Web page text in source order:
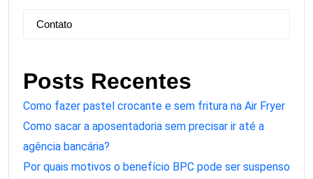
Contato
Posts Recentes
Como fazer pastel crocante e sem fritura na Air Fryer
Como sacar a aposentadoria sem precisar ir até a
agência bancária?
Por quais motivos o benefício BPC pode ser suspenso